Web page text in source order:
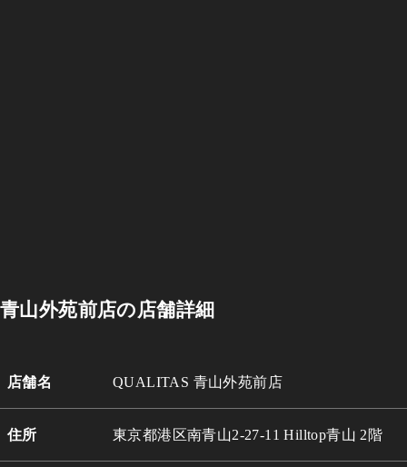
青山外苑前店の店舗詳細
店舗名 QUALITAS 青山外苑前店
住所 東京都港区南青山2-27-11 Hilltop青山 2階